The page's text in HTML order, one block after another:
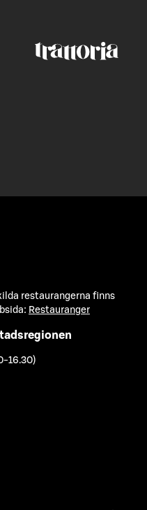
restaurangerna finns
Restauranger
16.30)